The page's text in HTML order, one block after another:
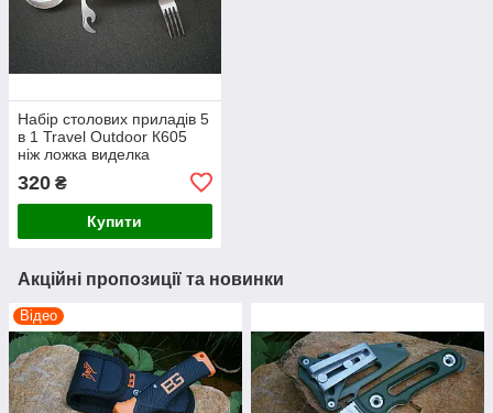
Набір столових приладів 5
в 1 Travel Outdoor К605
ніж ложка виделка
320 ₴
Купити
Акційні пропозиції та новинки
Відео